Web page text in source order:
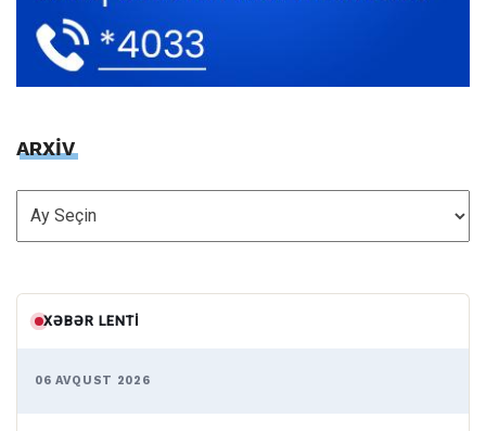
ARXİV
ARXİV
XƏBƏR LENTI
06 AVQUST 2026